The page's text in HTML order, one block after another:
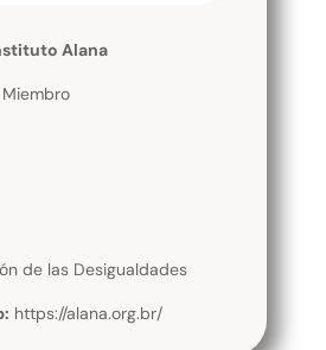
Alana
Miembro
de las Desigualdades
https://alana.org.br/